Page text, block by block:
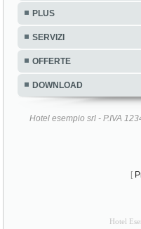
PLUS
SERVIZI
OFFERTE
DOWNLOAD
Hotel esempio srl - P.IVA
[
Hotel